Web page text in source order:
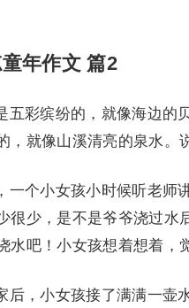
年作文 篇2
彩缤纷的，就像海边的贝
，就像山溪清亮的泉水。
个小女孩小时候听老师讲
很少，是不是爷爷浇过水
水吧！小女孩想着想着，
，小女孩接了满满一壶水